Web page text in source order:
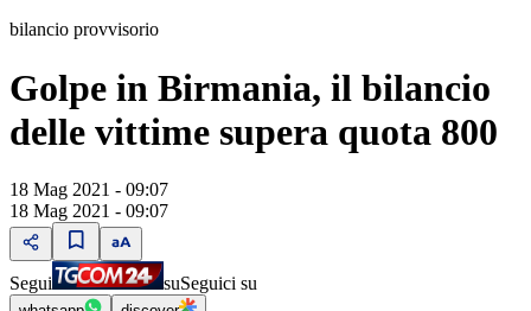
bilancio provvisorio
Golpe in Birmania, il bilancio
delle vittime supera quota 800
18 Mag 2021 - 09:07
18 Mag 2021 - 09:07
Segui suSeguici su